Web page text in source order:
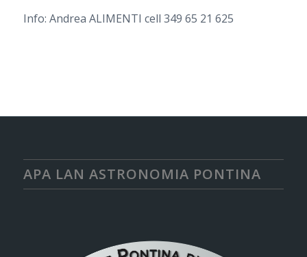
Info: Andrea ALIMENTI cell 349 65 21 625
APA LAN ASTRONOMIA PONTINA